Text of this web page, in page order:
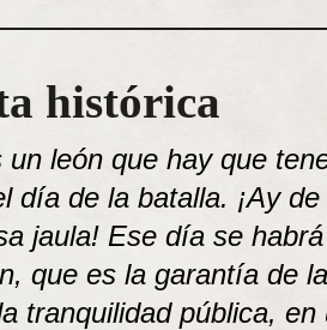
histórica
un león que hay que
día de la batalla. ¡Ay
jaula! Ese día se
que es la garantía de
tranquilidad pública, en